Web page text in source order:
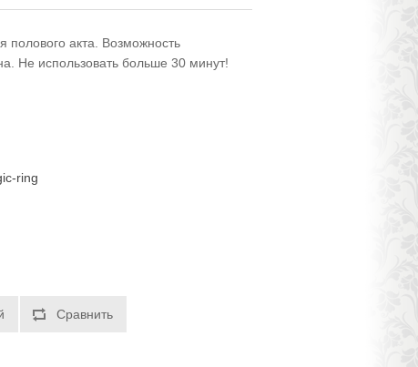
полового акта. Возможность
Не использовать больше 30 минут!
ring
Сравнить